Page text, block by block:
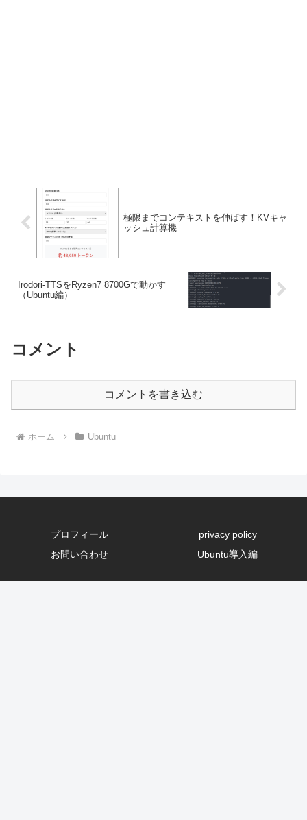
極限までコンテキストを伸ばす！KVキャ
ッシュ計算機
Irodori-TTSをRyzen7 8700Gで動かす
（Ubuntu編）
コメント
コメントを書き込む
ホーム Ubuntu
プロフィール
privacy policy
お問い合わせ
Ubuntu導入編